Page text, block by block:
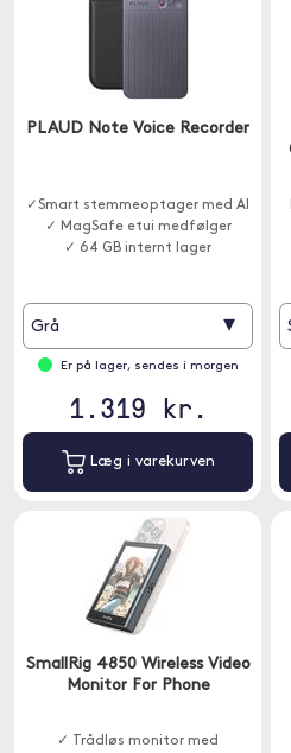
PLAUD Note Voice Recorder
✓Smart stemmeoptager med AI
✓ MagSafe etui medfølger
✓ 64 GB internt lager
Grå ▾
Er på lager, sendes i morgen
1.319 kr.
Læg i varekurven
SmallRig 4850 Wireless Video
Monitor For Phone
✓ Trådløs monitor med